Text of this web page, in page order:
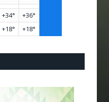
+34° +36°
+18° +18°